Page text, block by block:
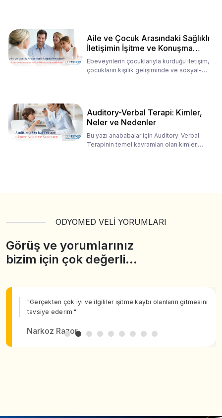
Aile ve Çocuk Arasındaki Sağlıklı
İletişimin İşitme ve Konuşma
Rehabilitasyonundaki Rolü
Ebeveynlerin çocuklarıyla kurduğu iletişim,
çocukların kişilik gelişiminde ve sosyal-
Auditory-Verbal Terapi: Kimler,
Neler ve Nedenler
Bu yazı anababalar için Auditory-Verbal
Terapinin temel kavramları olan kimler,
ODYOMED VELİ YORUMLARI
Görüş ve yorumlarınız
bizim için çok değerli…
"Gerçekten çok iyi ve ilgililer işitme kaybı olanların gitmesini
tavsiye ederim."
Narkoz Razor